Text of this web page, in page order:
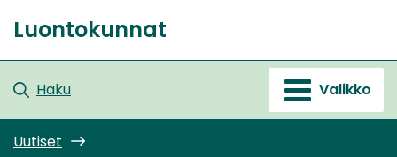
sisältöön
Etusivu
Luontokunnat
Haku Valikko
Uutiset